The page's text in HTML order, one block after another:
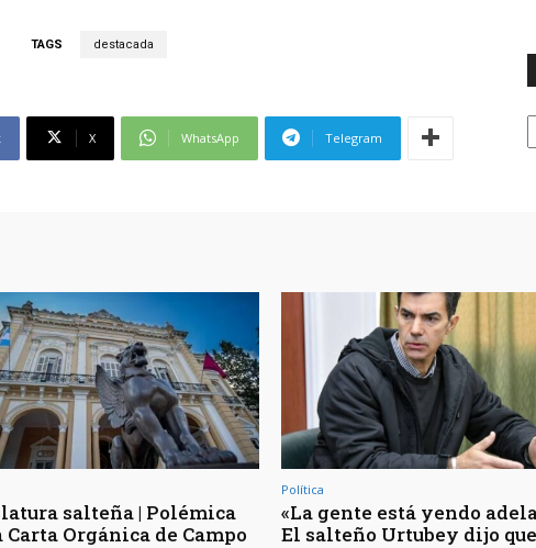
TAGS destacada
X WhatsApp Telegram
salteña | Polémica
Carta Orgánica de Campo
Política
«La gente está yendo
El salteño Urtubey dijo